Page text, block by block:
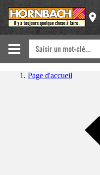
Page d'accueil